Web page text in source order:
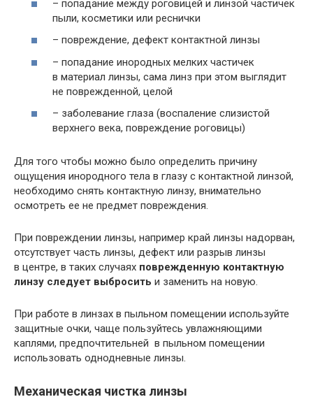
– попадание между роговицей и линзой частичек
пыли, косметики или реснички
– повреждение, дефект контактной линзы
– попадание инородных мелких частичек
в материал линзы, сама линз при этом выглядит
не поврежденной, целой
– заболевание глаза (воспаление слизистой
верхнего века, повреждение роговицы)
Для того чтобы можно было определить причину
ощущения инородного тела в глазу с контактной линзой,
необходимо снять контактную линзу, внимательно
осмотреть ее не предмет повреждения.
При повреждении линзы, например край линзы надорван,
отсутствует часть линзы, дефект или разрыв линзы
в центре, в таких случаях поврежденную контактную
линзу следует выбросить и заменить на новую.
При работе в линзах в пыльном помещении используйте
защитные очки, чаще пользуйтесь увлажняющими
каплями, предпочтительней в пыльном помещении
использовать однодневные линзы.
Механическая чистка линзы